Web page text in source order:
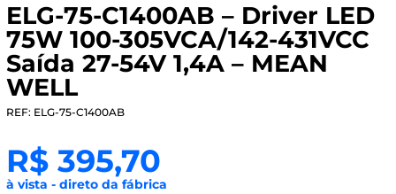
ELG-75-C1400AB – Driver LED
75W 100-305VCA/142-431VCC
Saída 27-54V 1,4A – MEAN
WELL
REF: ELG-75-C1400AB
R$395,70
à vista - direto da fábrica